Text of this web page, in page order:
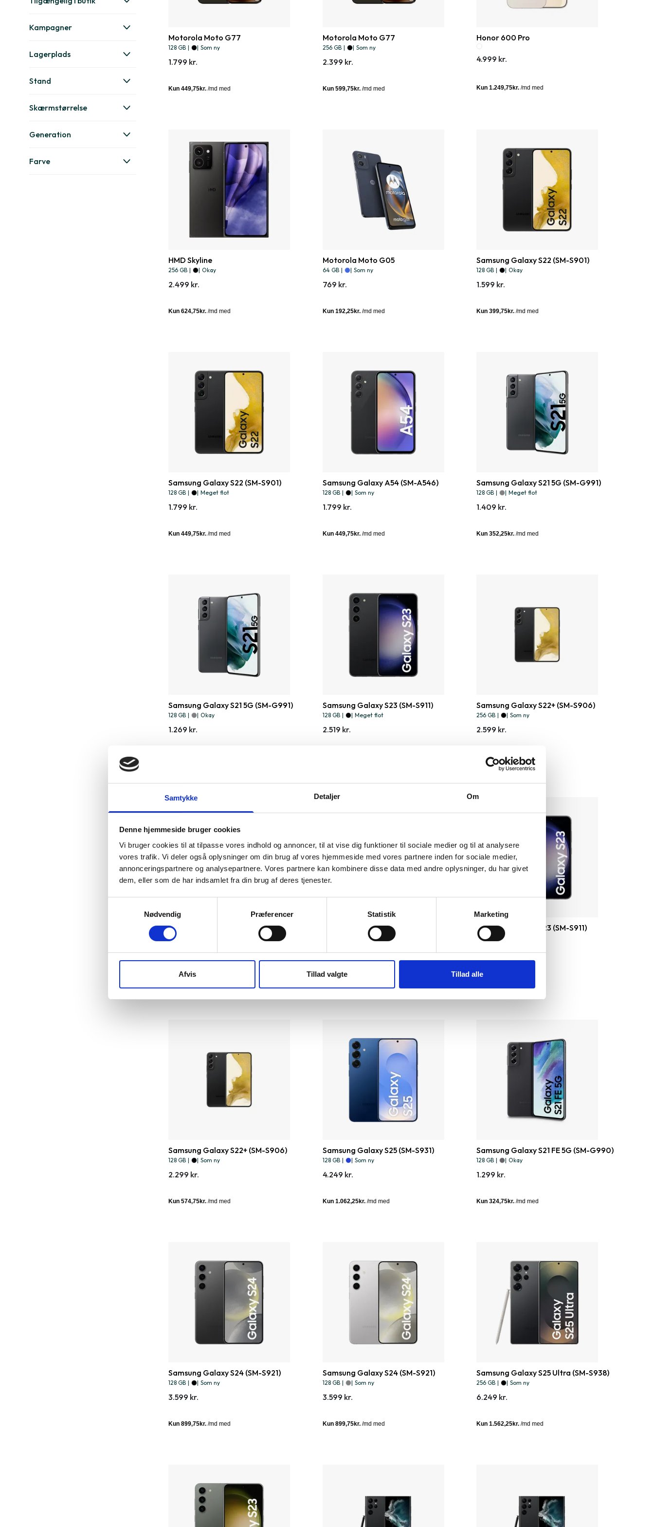
Samtykke Detaljer Om
Denne hjemmeside bruger cookies
Vi bruger cookies til at tilpasse vores indhold og annoncer, til at vise dig funktioner til sociale medier og til at analysere
vores trafik. Vi deler også oplysninger om din brug af vores hjemmeside med vores partnere inden for sociale medier,
annonceringspartnere og analysepartnere. Vores partnere kan kombinere disse data med andre oplysninger, du har givet
dem, eller som de har indsamlet fra din brug af deres tjenester.
Nødvendig
Præferencer Statistik Marketing
Afvis Tillad valgte Tillad alle
Kampagner
Lagerplads
Stand
Skærmstørrelse
Generation
Farve
Motorola Moto G77
128 GB | | Som ny
1.799 kr.
Motorola Moto G77
256 GB | | Som ny
2.399 kr.
Honor 600 Pro
4.999 kr.
HMD Skyline
256 GB | | Okay
2.499 kr.
Motorola Moto G05
64 GB | | Som ny
769 kr.
Samsung Galaxy S22 (SM-S901)
128 GB | | Okay
1.599 kr.
Samsung Galaxy S22 (SM-S901)
128 GB | | Meget flot
1.799 kr.
Samsung Galaxy A54 (SM-A546)
128 GB | | Som ny
1.799 kr.
Samsung Galaxy S21 5G (SM-G991)
128 GB | | Meget flot
1.409 kr.
Samsung Galaxy S21 5G (SM-G991)
128 GB | | Okay
1.269 kr.
Samsung Galaxy S23 (SM-S911)
128 GB | | Meget flot
2.519 kr.
Samsung Galaxy S22+ (SM-S906)
256 GB | | Som ny
2.599 kr.
Samsung Galaxy S23 (SM-S911)
128 GB
2.269 kr.
Samsung Galaxy A54 (SM-A546)
Meget flot
1.619 kr.
Samsung Galaxy S23 (SM-S911)
128 GB
2.799 kr.
Samsung Galaxy S22+ (SM-S906)
128 GB | | Som ny
2.299 kr.
Samsung Galaxy S25 (SM-S931)
128 GB | | Som ny
4.249 kr.
Samsung Galaxy S21 FE 5G (SM-G990)
128 GB | | Okay
1.299 kr.
Samsung Galaxy S24 (SM-S921)
128 GB | | Som ny
3.599 kr.
Samsung Galaxy S24 (SM-S921)
128 GB | | Som ny
3.599 kr.
Samsung Galaxy S25 Ultra (SM-S938)
256 GB | | Som ny
6.249 kr.